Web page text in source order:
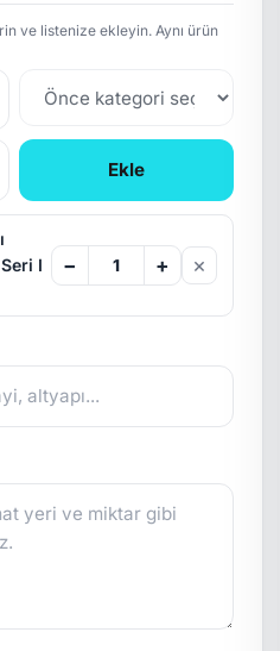
ve listenize ekleyin. Aynı ürün
Ekle
I
− + ×